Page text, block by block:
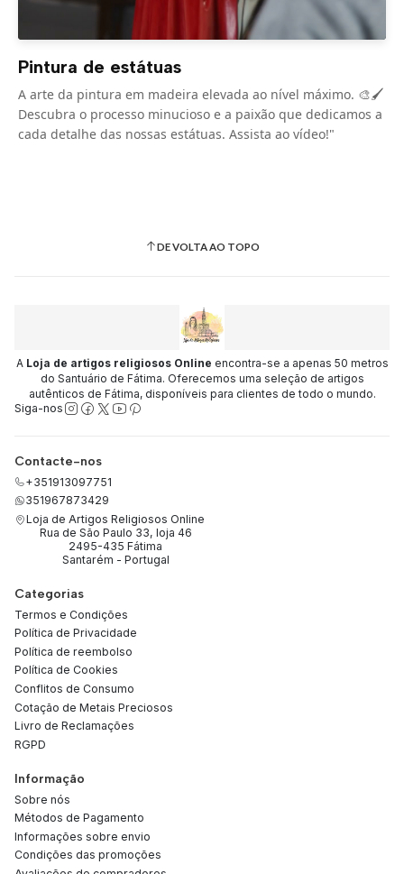
Pintura de estátuas
A arte da pintura em madeira elevada ao nível máximo. 🎨🖌️
Descubra o processo minucioso e a paixão que dedicamos a
cada detalhe das nossas estátuas. Assista ao vídeo!"
DE VOLTA AO TOPO
A Loja de artigos religiosos Online encontra-se a apenas 50 metros
do Santuário de Fátima. Oferecemos uma seleção de artigos
autênticos de Fátima, disponíveis para clientes de todo o mundo.
Siga-nos
Contacte-nos
+351913097751
351967873429
Loja de Artigos Religiosos Online
Rua de São Paulo 33, loja 46
2495-435 Fátima
Santarém - Portugal
Categorias
Termos e Condições
Política de Privacidade
Política de reembolso
Política de Cookies
Conflitos de Consumo
Cotação de Metais Preciosos
Livro de Reclamações
RGPD
Informação
Sobre nós
Métodos de Pagamento
Informações sobre envio
Condições das promoções